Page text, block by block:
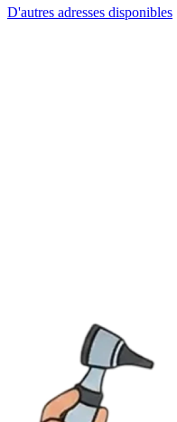
D'autres adresses disponibles